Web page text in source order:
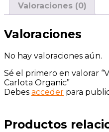
Valoraciones (0)
Valoraciones
No hay valoraciones aún.
Sé el primero en valorar
Carlota Organic”
Debes acceder para
Productos